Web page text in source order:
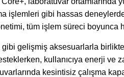
işlemleri gibi hassas
tüm işlem süreci boyunca
gelişmiş aksesuarlarla
kullanıcıya enerji ve
kesintisiz çalışma